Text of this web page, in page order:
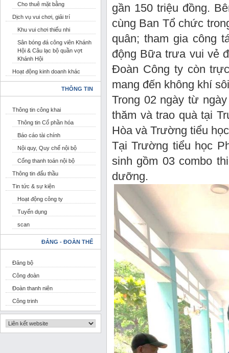
Cho thuê mặt bằng
Dịch vụ vui chơi, giải trí
Khu vui chơi thiếu nhi
Sân bóng đá công viên Khánh
Hội & Câu lạc bộ quần vợt
Khánh Hội
Hoạt động kinh doanh khác
THÔNG TIN
Thông tin công khai
Thông tin Cổ phần hóa
Báo cáo tài chính
Nội quy, Quy chế nội bộ
Cổng thanh toán nội bộ
Thông tin đấu thầu
Tin tức & sự kiện
Hoạt động công ty
Tuyển dụng
scan
ĐẢNG - ĐOÀN THỂ
Đảng bộ
Công đoàn
Đoàn thanh niên
Công trinh
gần 150 triệu đồng.
cùng Ban Tổ chức
quân; tham gia công
động Bữa trưa vui vẻ
Đoàn Công ty còn
mang đến không khí
Trong 02 ngày từ
thăm và trao quà tại
Hòa và Trường tiểu
Tại Trường tiểu học
sinh gồm 03 combo
dưỡng.